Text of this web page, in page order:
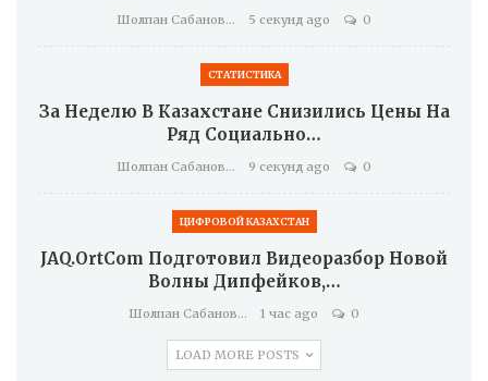
Шолпан Сабанова 5 секунд ago 0
СТАТИСТИКА
За Неделю В Казахстане Снизились Цены На
Ряд Социально…
Шолпан Сабанова 9 секунд ago 0
ЦИФРОВОЙ КАЗАХСТАН
JAQ.OrtCom Подготовил Видеоразбор Новой
Волны Дипфейков,…
Шолпан Сабанова 1 час ago 0
LOAD MORE POSTS